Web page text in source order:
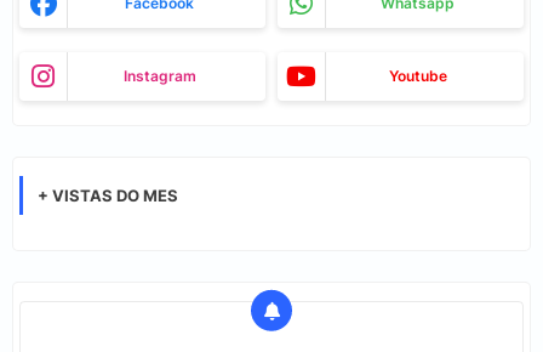
Instagram Youtube
+ VISTAS DO MES